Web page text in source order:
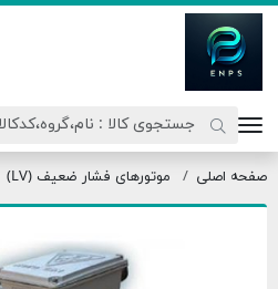
اصلی موتورهای فشار ضعیف (LV)